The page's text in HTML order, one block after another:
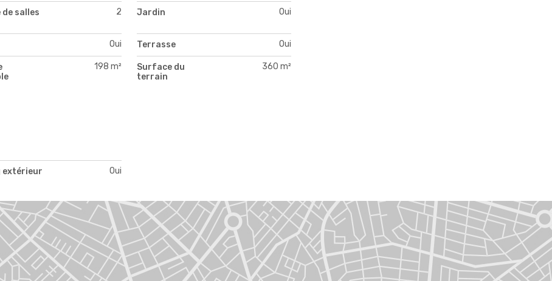
de salles
2 Jardin Oui
Oui Terrasse Oui
198 m²
Surface du
terrain
360 m²
extérieur Oui